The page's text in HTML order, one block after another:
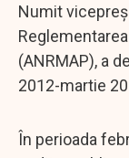
Numit
(ANRMAP), a
2012-martie
În perioada